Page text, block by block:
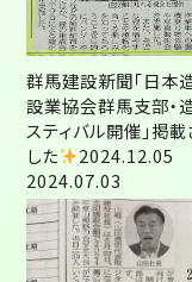
群馬建設新聞「日本
設業協会群馬支部・
スティバル開催」掲
した
2024.12.05
2024.07.03